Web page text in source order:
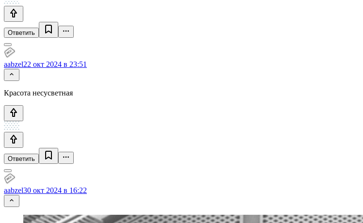
Ответить
aabzel22 окт 2024 в 23:51
Красота несусветная
Ответить
aabzel30 окт 2024 в 16:22